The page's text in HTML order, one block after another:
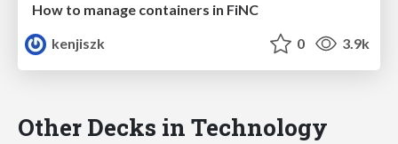
How to manage containers in FiNC
kenjiszk
0 3.9k
Other Decks in Technology